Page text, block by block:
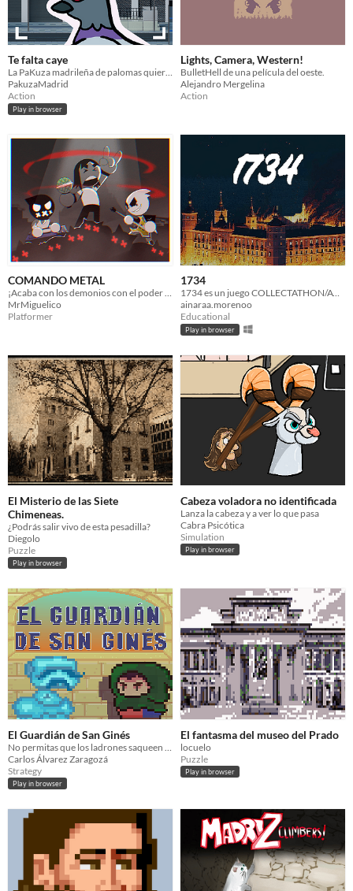
Te falta caye
La PaKuza madrileña de palomas quiere sabotear el rodaje de la Gran Vía en Madrid
PakuzaMadrid
Action
Play in browser
Lights, Camera, Western!
BulletHell de una película del oeste.
Alejandro Mergelina
Action
COMANDO METAL
¡Acaba con los demonios con el poder del METAL!
MrMiguelico
Platformer
1734
1734 es un juego COLLECTATHON/AVENTURA/RPG en el que controlas a un fraile en una peligrosa misión.
ainaraa.morenoo
Educational
Play in browser
El Misterio de las Siete
Chimeneas.
¿Podrás salir vivo de esta pesadilla?
Diegolo
Puzzle
Play in browser
Cabeza voladora no identificada
Lanza la cabeza y a ver lo que pasa
Cabra Psicótica
Simulation
Play in browser
El Guardián de San Ginés
Carlos Álvarez Zaragozá
Strategy
Play in browser
El fantasma del museo del Prado
locuelo
Puzzle
Play in browser